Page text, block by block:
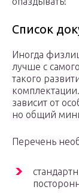
Список
Иногда
лучше с
такого
зависит от
но общий
Перечень